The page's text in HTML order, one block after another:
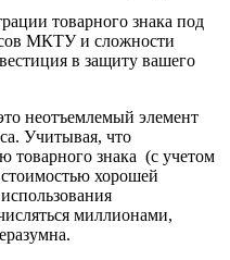
товарного знака под
МКТУ и сложности
в защиту вашего
неотъемлемый элемент
Учитывая, что
товарного знака (с учетом
хорошей
миллионами,